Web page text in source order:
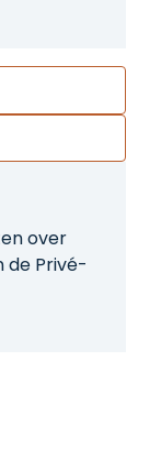
over
de Privé-